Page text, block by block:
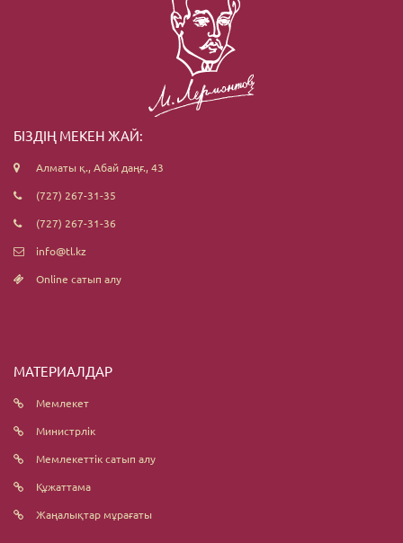
БІЗДІҢ МЕКЕН ЖАЙ:
Алматы қ., Абай даңғ., 43
(727) 267-31-35
(727) 267-31-36
info@tl.kz
Online сатып алу
МАТЕРИАЛДАР
Мемлекет
Министрлік
Мемлекеттік сатып алу
Құжаттама
Жаңалықтар мұрағаты